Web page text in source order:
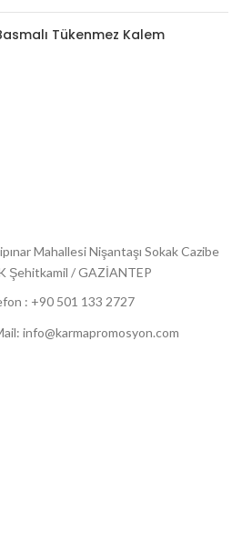
Tükenmez Kalem
Mahallesi Nişantaşı Sokak Cazibe
Şehitkamil / GAZİANTEP
: +90 501 133 2727
info@karmapromosyon.com